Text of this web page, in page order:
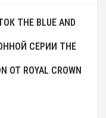
THE BLUE AND
СЕРИИ THE
ОТ ROYAL CROWN